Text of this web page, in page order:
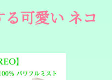
る可愛い ネコ